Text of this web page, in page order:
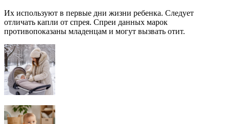
Их используют в первые дни жизни ребенка. Следует
отличать капли от спрея. Спреи данных марок
противопоказаны младенцам и могут вызвать отит.